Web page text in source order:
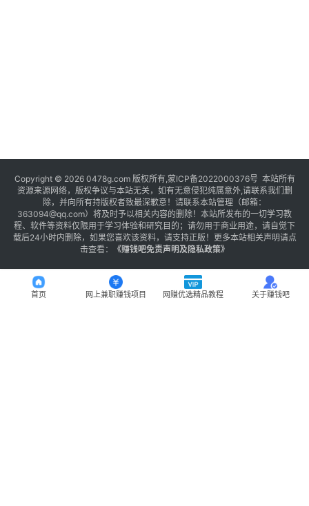
Copyright © 2026 0478g.com 版权所有,蒙ICP备2022000376号 本站所有
资源来源网络，版权争议与本站无关，如有无意侵犯纯属意外,请联系我们删
除，并向所有持版权者致最深歉意！请联系本站管理（邮箱：
363094@qq.com）将及时予以相关内容的删除！本站所发布的一切学习教
程、软件等资料仅限用于学习体验和研究目的；请勿用于商业用途，请自觉下
载后24小时内删除，如果您喜欢该资料，请支持正版！更多本站相关声明请点
击查看：
《赚钱吧免责声明及隐私政策》
首页 网上兼职赚钱项目 网赚优选精品教程 关于赚钱吧